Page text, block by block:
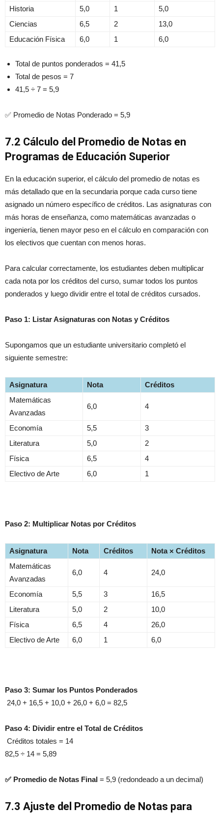
Historia 5,0 1
5,0
Ciencias
6,5 2
13,0
Educación Física
6,0 1 6,0
Total de puntos ponderados = 41,5
Total de pesos = 7
41,5 ÷ 7 = 5,9
✅ Promedio de Notas Ponderado = 5,9
7.2 Cálculo del Promedio de Notas en
Programas de Educación Superior
En la educación superior, el cálculo del promedio de notas es
más detallado que en la secundaria porque cada curso tiene
asignado un número específico de créditos. Las asignaturas con
más horas de enseñanza, como matemáticas avanzadas o
ingeniería, tienen mayor peso en el cálculo en comparación con
los electivos que cuentan con menos horas.
Para calcular correctamente, los estudiantes deben multiplicar
cada nota por los créditos del curso, sumar todos los puntos
ponderados y luego dividir entre el total de créditos cursados.
Paso 1: Listar Asignaturas con Notas y Créditos
Supongamos que un estudiante universitario completó el
siguiente semestre:
Asignatura Nota
Créditos
Matemáticas
Avanzadas
6,0 4
Economía 5,5
3
Literatura
5,0
2
Física
6,5
4
Electivo de Arte
6,0 1
Paso 2: Multiplicar Notas por Créditos
Asignatura Nota Créditos
Nota × Créditos
Matemáticas
Avanzadas
6,0 4 24,0
Economía 5,5 3
16,5
Literatura
5,0 2
10,0
Física
6,5 4
26,0
Electivo de Arte
6,0 1 6,0
Paso 3: Sumar los Puntos Ponderados
24,0 + 16,5 + 10,0 + 26,0 + 6,0 = 82,5
Paso 4: Dividir entre el Total de Créditos
Créditos totales = 14
82,5 ÷ 14 = 5,89
✅ Promedio de Notas Final = 5,9 (redondeado a un decimal)
7.3 Ajuste del Promedio de Notas para